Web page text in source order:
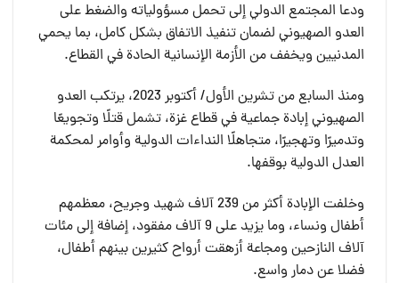
ودعا المجتمع الدولي إلى تحمل مسؤولياته والضغط على
العدو الصهيوني لضمان تنفيذ الاتفاق بشكل كامل، بما يحمي
المدنيين ويخفف من الأزمة الإنسانية الحادة في القطاع.
ومنذ السابع من تشرين الأول/ أكتوبر 2023، يرتكب العدو
الصهيوني إبادة جماعية في قطاع غزة، تشمل قتلًا وتجويعًا
وتدميرًا وتهجيرًا، متجاهلًا النداءات الدولية وأوامر لمحكمة
العدل الدولية بوقفها.
وخلفت الإبادة أكثر من 239 آلاف شهيد وجريح، معظمهم
أطفال ونساء، وما يزيد على 9 آلاف مفقود، إضافة إلى مئات
آلاف النازحين ومجاعة أزهقت أرواح كثيرين بينهم أطفال،
فضلا عن دمار واسع.